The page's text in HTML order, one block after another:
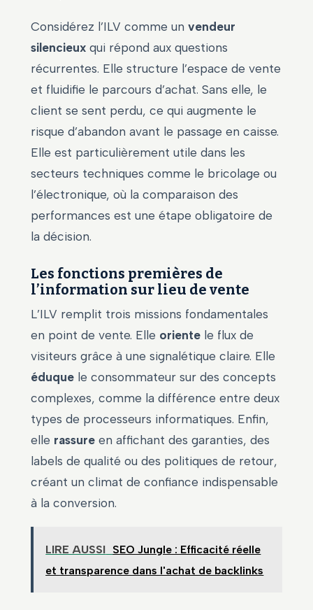
Considérez l’ILV comme un vendeur
silencieux qui répond aux questions
récurrentes. Elle structure l’espace de vente
et fluidifie le parcours d’achat. Sans elle, le
client se sent perdu, ce qui augmente le
risque d’abandon avant le passage en caisse.
Elle est particulièrement utile dans les
secteurs techniques comme le bricolage ou
l’électronique, où la comparaison des
performances est une étape obligatoire de
la décision.
Les fonctions premières de
l’information sur lieu de vente
L’ILV remplit trois missions fondamentales
en point de vente. Elle oriente le flux de
visiteurs grâce à une signalétique claire. Elle
éduque le consommateur sur des concepts
complexes, comme la différence entre deux
types de processeurs informatiques. Enfin,
elle rassure en affichant des garanties, des
labels de qualité ou des politiques de retour,
créant un climat de confiance indispensable
à la conversion.
LIRE AUSSI SEO Jungle : Efficacité réelle
et transparence dans l'achat de backlinks